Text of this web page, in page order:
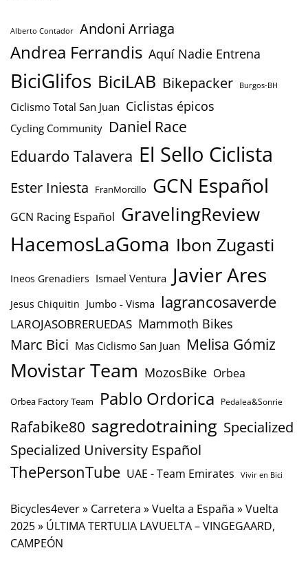
Alberto Contador Andoni Arriaga
Andrea Ferrandis Aquí Nadie Entrena
BiciGlifos BiciLAB Bikepacker Burgos-BH
Ciclismo Total San Juan Ciclistas épicos
Cycling Community Daniel Race
Eduardo Talavera El Sello Ciclista
Ester Iniesta FranMorcillo GCN Español
GCN Racing Español GravelingReview
HacemosLaGoma Ibon Zugasti
Ineos Grenadiers Ismael Ventura Javier Ares
Jesus Chiquitin Jumbo - Visma lagrancosaverde
LAROJASOBRERUEDAS Mammoth Bikes
Marc Bici Mas Ciclismo San Juan Melisa Gómiz
Movistar Team MozosBike Orbea
Orbea Factory Team Pablo Ordorica Pedalea&Sonrie
Rafabike80 sagredotraining Specialized
Specialized University Español
ThePersonTube UAE - Team Emirates Vivir en Bici
Bicycles4ever» Carretera »Vuelta a España »Vuelta
2025» ÚLTIMA TERTULIA LAVUELTA – VINGEGAARD,
CAMPEÓN